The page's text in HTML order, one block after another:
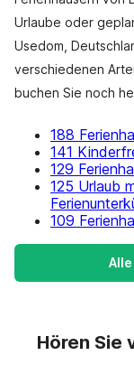
Urlaube oder
Usedom,
verschiedenen
buchen Sie noch
188
141
129
125 Urlaub
109
Hören Sie